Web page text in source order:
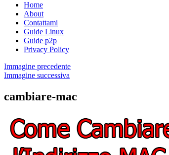
Home
About
Contattami
Guide Linux
Guide p2p
Privacy Policy
Immagine precedente
Immagine successiva
cambiare-mac